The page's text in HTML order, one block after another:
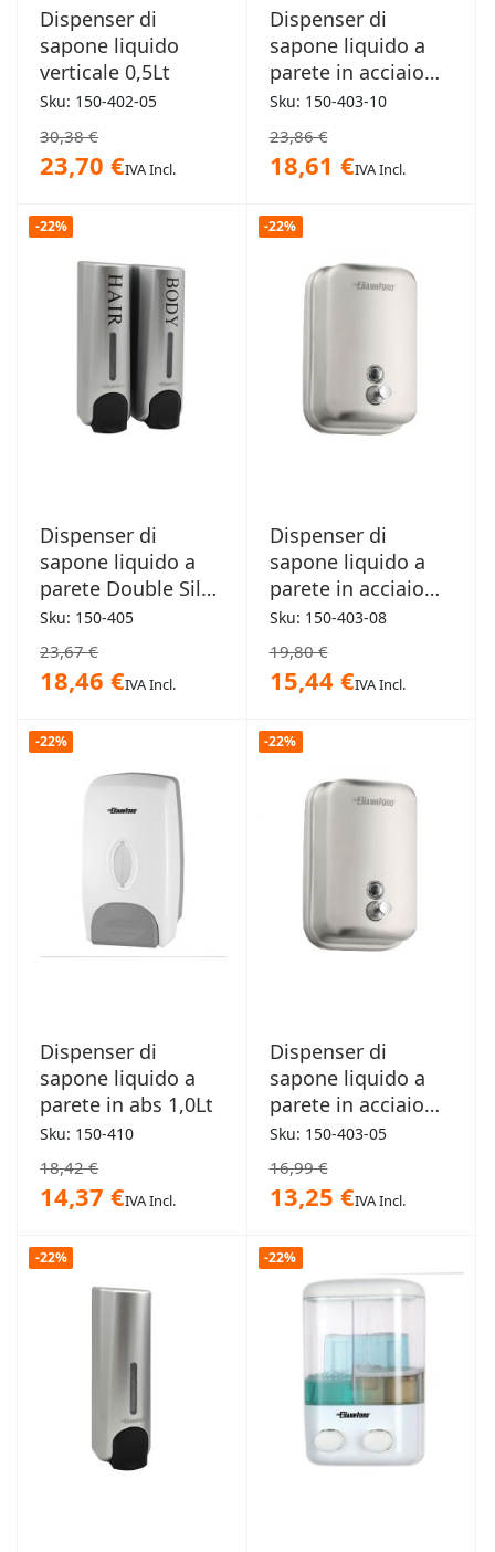
Dispenser di
sapone liquido
verticale 0,5Lt
Sku: 150-402-05
30,38 €
23,70 €IVA Incl.
Dispenser di
sapone liquido a
parete in acciaio
1,0Lt
Sku: 150-403-10
23,86 €
18,61 €IVA Incl.
-22%
Dispenser di
sapone liquido a
parete Double Silos
0,35Lt x2
Sku: 150-405
23,67 €
18,46 €IVA Incl.
-22%
Dispenser di
sapone liquido a
parete in acciaio
0,8Lt
Sku: 150-403-08
19,80 €
15,44 €IVA Incl.
-22%
Dispenser di
sapone liquido a
parete in abs 1,0Lt
Sku: 150-410
18,42 €
14,37 €IVA Incl.
-22%
Dispenser di
sapone liquido a
parete in acciaio
0,5Lt
Sku: 150-403-05
16,99 €
13,25 €IVA Incl.
-22% -22%